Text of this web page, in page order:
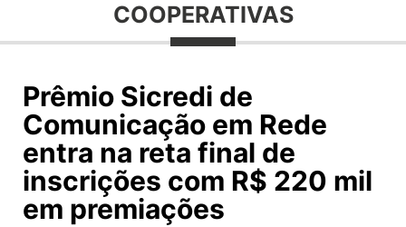
COOPERATIVAS
Prêmio Sicredi de
Comunicação em Rede
entra na reta final de
inscrições com R$ 220 mil
em premiações